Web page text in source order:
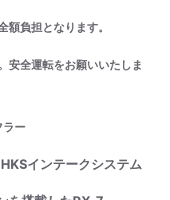
負担となります。
安全運転をお願いいたしま
ラー
インテークシステム